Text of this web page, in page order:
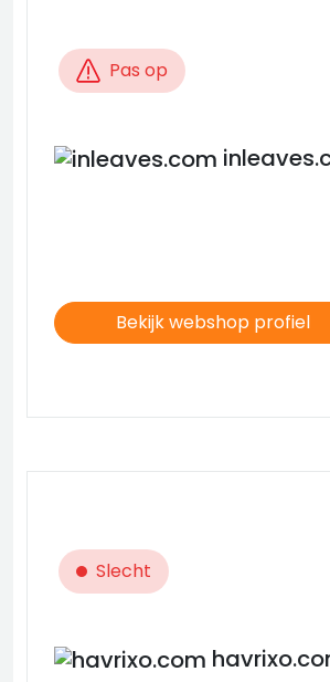
Pas op
Bekijk webshop profiel
Slecht